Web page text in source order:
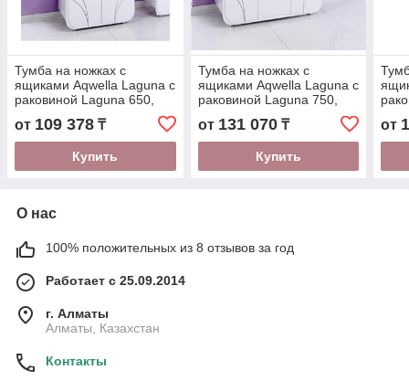
Тумба на ножках с
ящиками Aqwella Laguna с
раковиной Laguna 650,
от 109 378 ₸
Купить
Тумба на ножках с
ящиками Aqwella Laguna с
раковиной Laguna 750,
белая (Tav.01.07)
от 131 070₸
Купить
от
О нас
100% положительных из 8 отзывов за год
Работает с 25.09.2014
г. Алматы
Алматы, Казахстан
Контакты